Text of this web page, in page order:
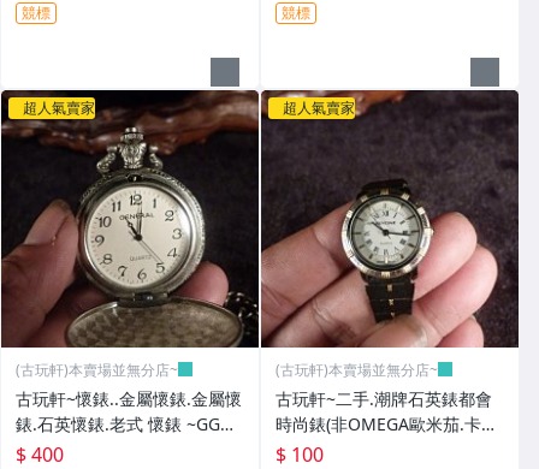
競標 競標
超人氣賣家
(古玩軒)本賣場並無分店~
古玩軒~懷錶..金屬懷錶.金屬懷
錶.石英懷錶.老式 懷錶 ~GGG9
0
$ 400
超人氣賣家
(古玩軒)本賣場並無分店~
古玩軒~二手.潮牌石英錶都會
時尚錶(非OMEGA歐米茄.卡迪
亞.浪琴.大海馬)GGG89
$ 100